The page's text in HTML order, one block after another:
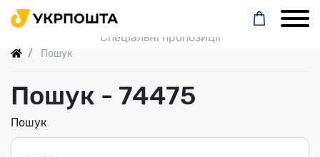
Пошук замовлення
Спеціальні пропозиції
Пошук
Пошук - 74475
Пошук